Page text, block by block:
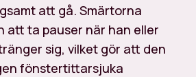
att gå. Smärtorna
att ta pauser när han eller
sig, vilket gör att den
fönstertittarsjuka